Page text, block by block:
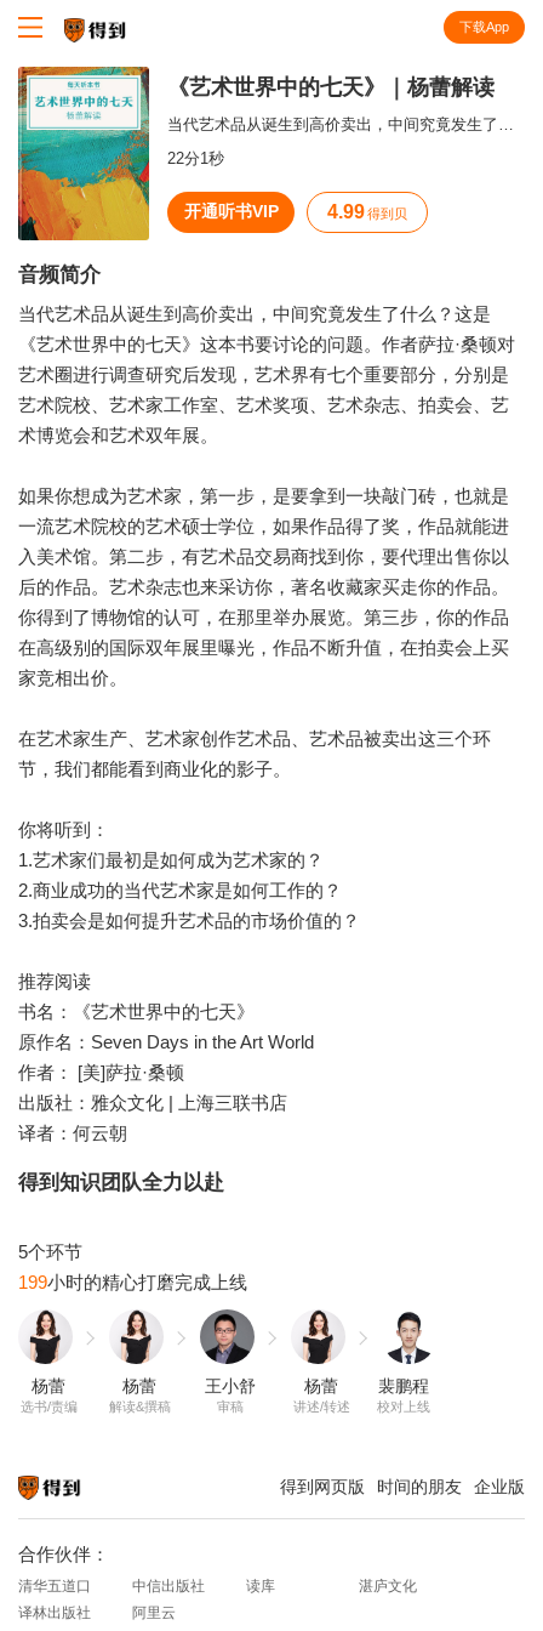
下载App
《艺术世界中的七天》｜杨蕾解读
当代艺术品从诞生到高价卖出，中间究竟发生了什么？
22分1秒
开通听书VIP 4.99 得到贝
音频简介
当代艺术品从诞生到高价卖出，中间究竟发生了什么？这是
《艺术世界中的七天》这本书要讨论的问题。作者萨拉·桑顿对
艺术圈进行调查研究后发现，艺术界有七个重要部分，分别是
艺术院校、艺术家工作室、艺术奖项、艺术杂志、拍卖会、艺
术博览会和艺术双年展。
如果你想成为艺术家，第一步，是要拿到一块敲门砖，也就是
一流艺术院校的艺术硕士学位，如果作品得了奖，作品就能进
入美术馆。第二步，有艺术品交易商找到你，要代理出售你以
后的作品。艺术杂志也来采访你，著名收藏家买走你的作品。
你得到了博物馆的认可，在那里举办展览。第三步，你的作品
在高级别的国际双年展里曝光，作品不断升值，在拍卖会上买
家竞相出价。
在艺术家生产、艺术家创作艺术品、艺术品被卖出这三个环
节，我们都能看到商业化的影子。
你将听到：
1.艺术家们最初是如何成为艺术家的？
2.商业成功的当代艺术家是如何工作的？
3.拍卖会是如何提升艺术品的市场价值的？
推荐阅读
书名：《艺术世界中的七天》
原作名：Seven Days in the Art World
作者： [美]萨拉·桑顿
出版社：雅众文化 | 上海三联书店
译者：何云朝
得到知识团队全力以赴
199
杨蕾
选书/责编
杨蕾
解读&撰稿
王小舒
审稿
杨蕾
讲述/转述
裴鹏程
校对上线
得到网页版 时间的朋友 企业版
合作伙伴：
清华五道口 中信出版社 读库
湛庐文化
译林出版社
阿里云